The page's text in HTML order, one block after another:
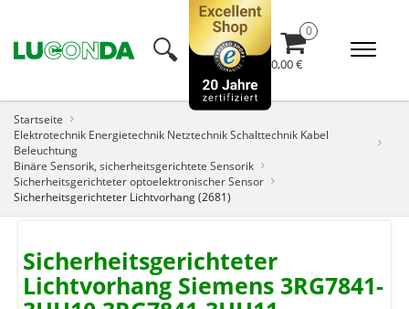
🔍︎ 0,00 €
Startseite
Elektrotechnik Energietechnik Netztechnik Schalttechnik Kabel
Beleuchtung
Binäre Sensorik, sicherheitsgerichtete Sensorik
Sicherheitsgerichteter optoelektronischer Sensor
Sicherheitsgerichteter Lichtvorhang (2681)
Sicherheitsgerichteter
Lichtvorhang Siemens 3RG7841-